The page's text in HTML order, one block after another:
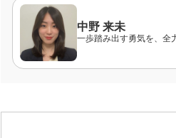
中野 来未
一歩踏み出す勇気を、全